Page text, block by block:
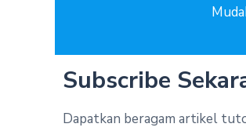
Subscribe
Dapatkan beragam artikel